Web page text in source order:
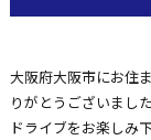
大阪府大阪市にお住
りがとうございまし
ドライブをお楽しみ